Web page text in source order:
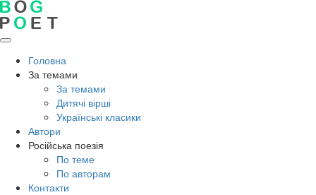
Головна
За темами
За темами
Дитячі вірші
Українські класики
Автори
Російська поезія
По теме
По авторам
Контакти